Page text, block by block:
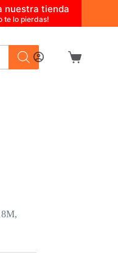
nuestra tienda
te lo pierdas!
Carro